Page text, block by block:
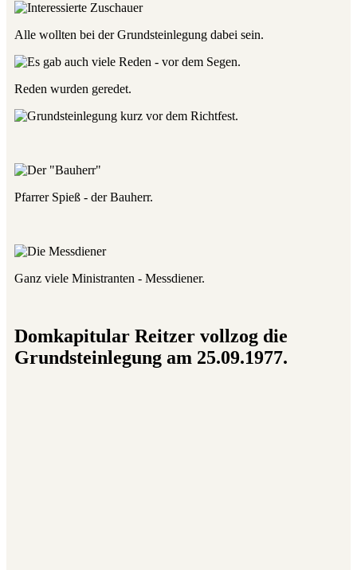
Alle wollten bei der Grundsteinlegung dabei sein.
Reden wurden geredet.
Pfarrer Spieß - der Bauherr.
Ganz viele Ministranten - Messdiener.
Domkapitular Reitzer vollzog die
Grundsteinlegung am 25.09.1977.